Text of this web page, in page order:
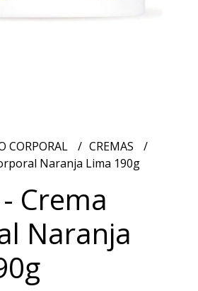
CORPORAL
CREMAS
Naranja Lima 190g
Crema
Naranja